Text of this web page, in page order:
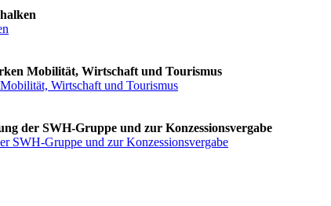
Mobilität, Wirtschaft und Tourismus
Wirtschaft und Tourismus
der SWH-Gruppe und zur Konzessionsvergabe
SWH-Gruppe und zur Konzessionsvergabe